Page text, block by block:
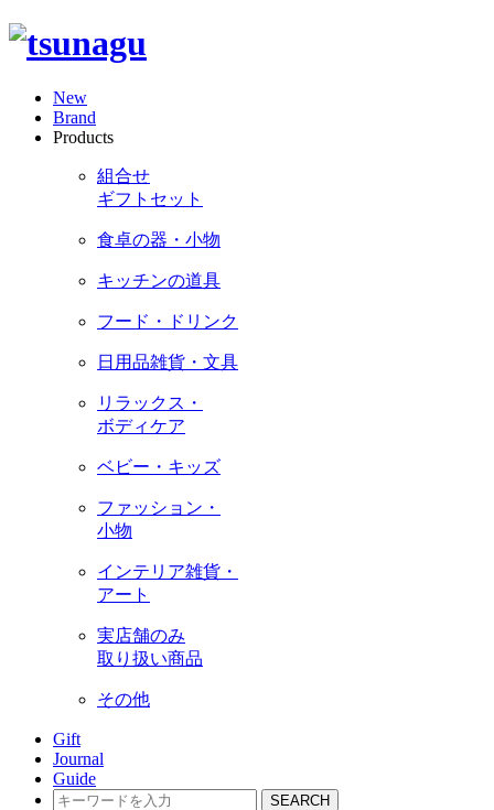
New
Brand
Products
組合せ
ギフトセット
食卓の器・小物
キッチンの道具
フード・ドリンク
日用品雑貨・文具
リラックス・
ボディケア
ベビー・キッズ
ファッション・
小物
インテリア雑貨・
アート
実店舗のみ
取り扱い商品
その他
Gift
Journal
Guide
SEARCH